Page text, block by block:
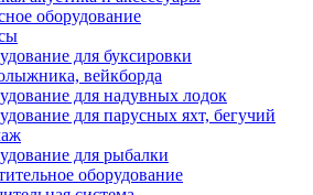
оборудование
для буксировки
вейкборда
для надувных лодок
для парусных яхт, бегучий
для рыбалки
оборудование